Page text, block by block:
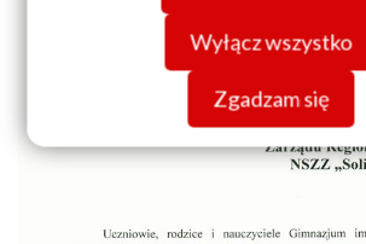
Wyłącz wszystko
Zgadzam się